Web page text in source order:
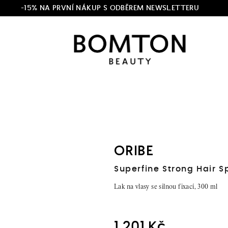
-15% NA PRVNÍ NÁKUP S ODBĚREM NEWSLETTERU
ORIBE
Superfine Strong Hair
Lak na vlasy se silnou fixací, 300 ml